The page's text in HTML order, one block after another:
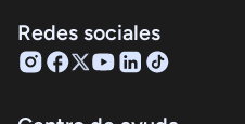
Redes sociales